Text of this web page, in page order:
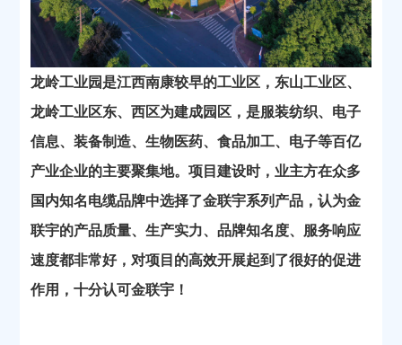
龙岭工业园是江西南康较早的工业区，东山工业区、
龙岭工业区东、西区为建成园区，是服装纺织、电子
信息、装备制造、生物医药、食品加工、 电子等百亿
产业企业的主要聚集地。项目建设时，业主方在众多
国内知名电缆品牌中选择了金联宇系列产品，认为金
联宇的产品质量、生产实力、品牌知名度、服务响应
速度都非常好，对项目的高效开展起到了很好的促进
作用，十分认可金联宇！